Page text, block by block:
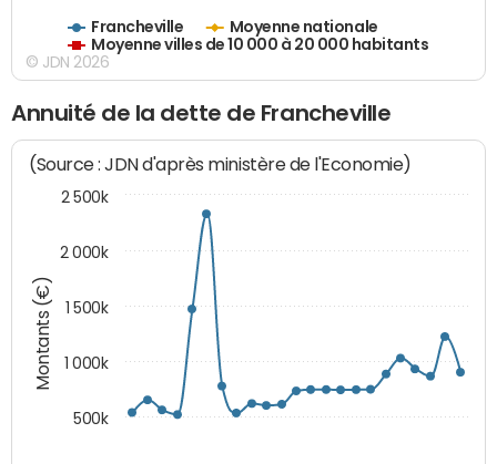
Francheville
Moyenne nationale
Moyenne villes de 10 000 à 20 000 habitants
© JDN 2026
Annuité de la dette de Francheville
Montants (€)
(Source : JDN d'après ministère de l'Economie)
500k
1 000k
1 500k
2 000k
2 500k